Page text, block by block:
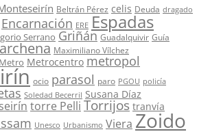
Beltrán Pérez celis Deuda dragado
Encarnación ERE Espadas
Serrano Griñán Guadalquivir Guía
Maximiliano Vílchez
Metro Metrocentro metropol
ocio parasol paro PGOU policía
Soledad Becerril Susana Díaz
torre Pelli Torrijos tranvía
Unesco Urbanismo Viera Zoido